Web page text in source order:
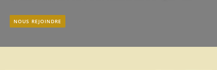
NOUS REJOINDRE